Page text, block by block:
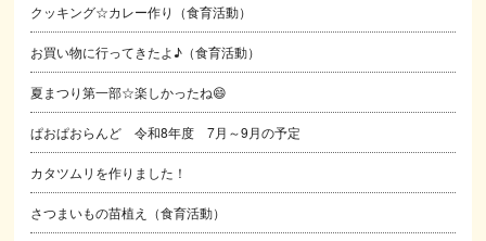
クッキング☆カレー作り（食育活動）
お買い物に行ってきたよ♪（食育活動）
夏まつり第一部☆楽しかったね😄
ぱおぱおらんど 令和8年度 7月～9月の予定
カタツムリを作りました！
さつまいもの苗植え（食育活動）